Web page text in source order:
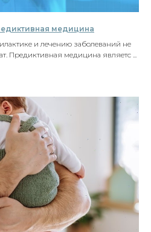
медицина
и лечению заболеваний не
Предиктивная медицина являетс ...